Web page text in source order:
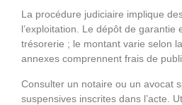
La procédure judiciaire implique
l’exploitation. Le dépôt de
trésorerie ; le montant varie selon
annexes comprennent frais de
Consulter un notaire ou un avocat
suspensives inscrites dans l’acte.